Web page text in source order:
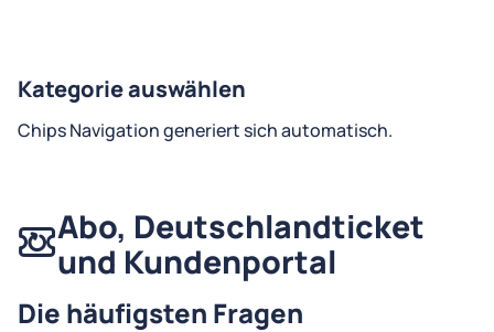
Kategorie auswählen
Chips Navigation generiert sich automatisch.
Abo, Deutschlandticket
und Kundenportal
Die häufigsten Fragen